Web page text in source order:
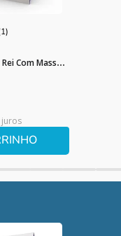
Com Massa
juros